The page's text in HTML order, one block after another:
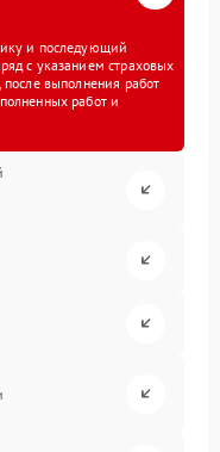
и последующий
с указанием страховых
после выполнения работ
работ и